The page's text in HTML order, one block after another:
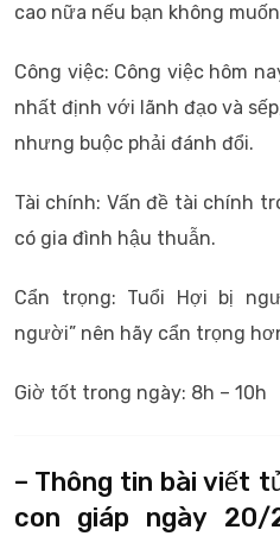
cao nữa nếu bạn không
Công việc: Công việc hôm
nhất định với lãnh đạo và
nhưng buộc phải đánh đổi.
Tài chính: Vấn đề tài chính
có gia đình hậu thuẫn.
Cẩn trọng: Tuổi Hợi bị
người” nên hãy cẩn trọng
Giờ tốt trong ngày: 8h – 10h
– Thông tin bài viết
con giáp ngày 20/